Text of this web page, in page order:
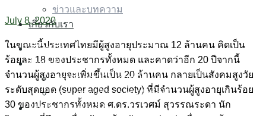
ข่าวและบทความ
เกี่ยวกับเรา
หน้าแรก
รายงาน
สถานการณ์ผู้สูงอายุ (ไทย)
สถานการณ์ผู้สูงอายุ (อังกฤษ)
งานวิชาการและวิจัย
July 8, 2020
ในขณะนี้ประเทศไทยมีผู้สูงอายุประมาณ 12 ล้านคน คิดเป็น
ร้อยละ 18 ของประชากรทั้งหมด และคาดว่าอีก 20 ปีจากนี้
จำนวนผู้สูงอายุจะเพิ่มขึ้นเป็น 20 ล้านคน กลายเป็นสังคมสูงวัย
ระดับสุดยอด (super aged society) ที่มีจำนวนผู้สูงอายุเกินร้อย
30 ของประชากรทั้งหมด ศ.ดร.วรเวศม์ สุวรรณระดา นัก